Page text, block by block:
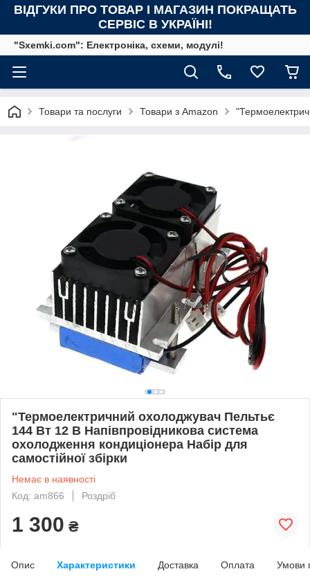
ВІДГУКИ ПРО ТОВАР І МАГАЗИН ПОКРАЩАТЬ
СЕРВІС В УКРАЇНІ!
"Sxemki.com": Електроніка, схеми, модулі!
Товари та послуги Товари з Amazon
"Термоелектричний охолоджувач Пельтьє
144 Вт 12 В Напівпровідникова система
охолодження кондиціонера Набір для
самостійної збірки
Немає в наявності
Код: am866
Роздріб
1 300 ₴
Опис Характеристики Доставка Оплата Умови